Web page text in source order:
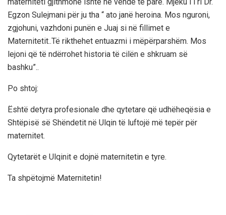
Egzon Sulejmani për ju tha “ ato janë heroina. Mos nguroni,
zgjohuni, vazhdoni punën e Juaj si në fillimet e
Maternitetit..Të rikthehet entuazmi i mëpërparshëm. Mos
lejoni që të ndërrohet historia të cilën e shkruam së
bashku”..
Po shtoj:
Është detyra profesionale dhe qytetare që udhëheqësia e
Shtëpisë së Shëndetit në Ulqin të luftojë më tepër për
maternitet.
Qytetarët e Ulqinit e dojnë maternitetin e tyre.
Ta shpëtojmë Maternitetin!